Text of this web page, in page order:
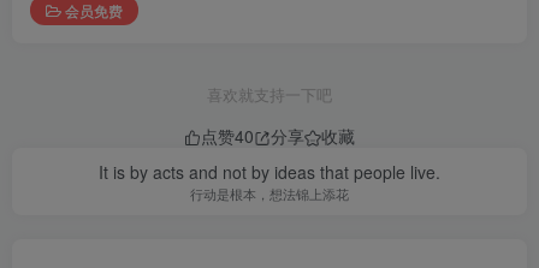
会员免费
喜欢就支持一下吧
点赞40 分享
收藏
It is by acts and not by ideas that people live.
行动是根本，想法锦上添花